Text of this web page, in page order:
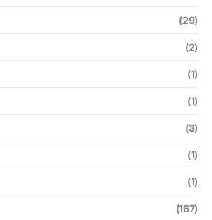
(29)
(2)
(1)
(1)
(3)
(1)
(1)
(167)